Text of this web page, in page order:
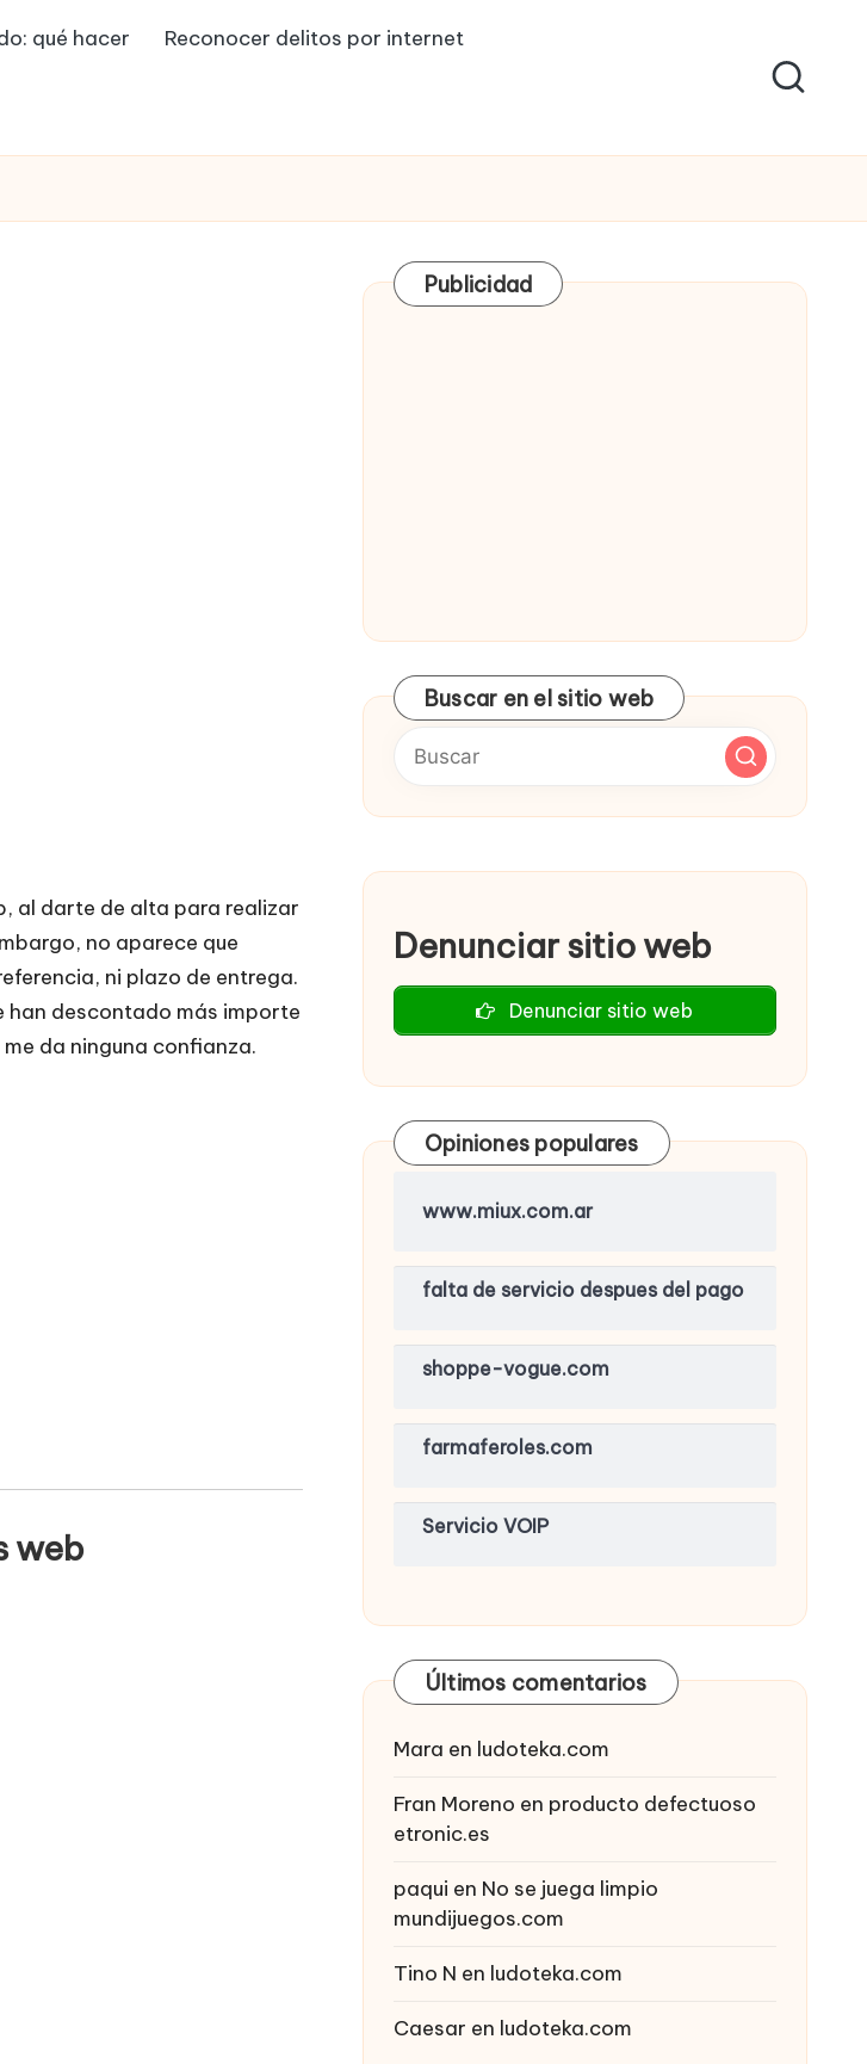
qué hacer Reconocer delitos por internet
al darte de alta para realizar
no aparece que
ni plazo de entrega.
han descontado más importe
da ninguna confianza.
web
Publicidad
Buscar en el sitio web
Denunciar sitio web
Denunciar sitio web
Opiniones populares
www.miux.com.ar
falta de servicio despues del pago
shoppe-vogue.com
farmaferoles.com
Servicio VOIP
Últimos comentarios
Mara en ludoteka.com
Fran Moreno en producto defectuoso
etronic.es
paqui en No se juega limpio
mundijuegos.com
Tino N en ludoteka.com
Caesar en ludoteka.com